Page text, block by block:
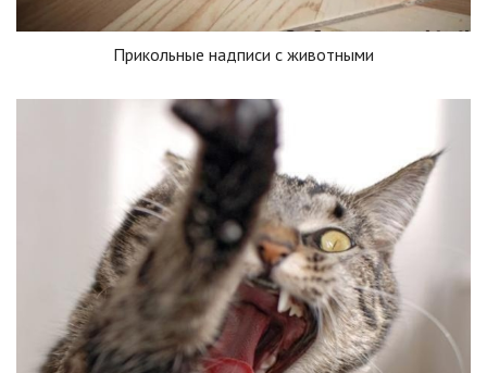
Прикольные надписи с животными